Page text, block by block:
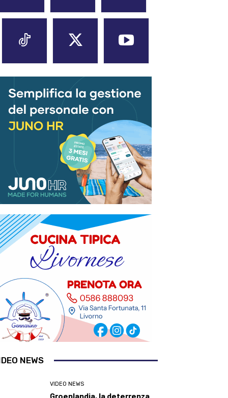
NEWS
VIDEO NEWS
Groenlandia, la deterrenza